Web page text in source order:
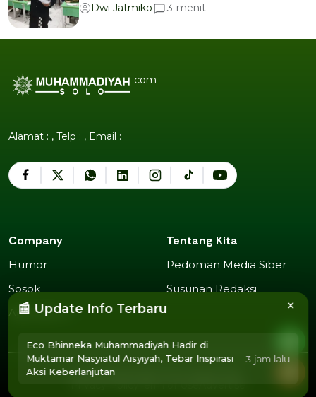
Dwi Jatmiko
3 menit
.com
Alamat : , Telp : , Email :
Company
Humor
Sosok
Sosok
Agendamu
Agendamu
Tentang Kita
Pedoman Media Siber
Susunan Redaksi
2025 Copyright @
📰 Update Info Terbaru
Eco Bhinneka Muhammadiyah Hadir di
Muktamar Nasyiatul Aisyiyah, Tebar Inspirasi
Aksi Keberlanjutan
3 jam lalu
×